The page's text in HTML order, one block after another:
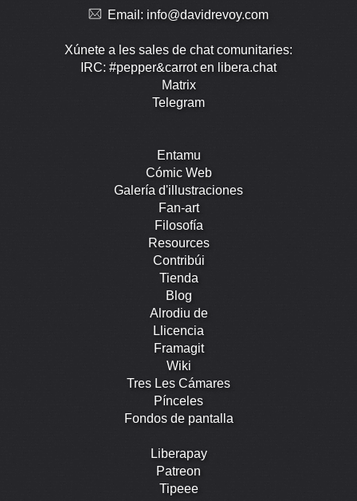
Email: info@davidrevoy.com
Xúnete a les sales de chat comunitaries:
IRC: #pepper&carrot en libera.chat
Matrix
Telegram
Entamu
Cómic Web
Galería d'illustraciones
Fan-art
Filosofía
Resources
Contribúi
Tienda
Blog
Alrodiu de
Llicencia
Framagit
Wiki
Tres Les Cámares
Pínceles
Fondos de pantalla
Liberapay
Patreon
Tipeee